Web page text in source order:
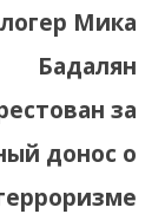
Мика
Бадалян
за
донос о